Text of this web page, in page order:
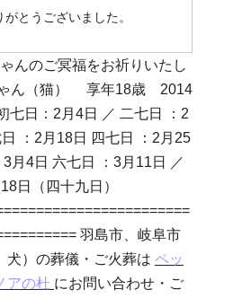
とうございました。
んのご冥福をお祈りいたし
ゃん（猫） 享年18歳 2014
七日：2月4日 ／ 二七日 ：2
：2月18日 四七日 ：2月25
3月4日 六七日 ：3月11日 ／
日（四十九日）
羽島市、岐阜市
犬）の葬儀・ご火葬は ペッ
アの杜 にお問い合わせ・ご